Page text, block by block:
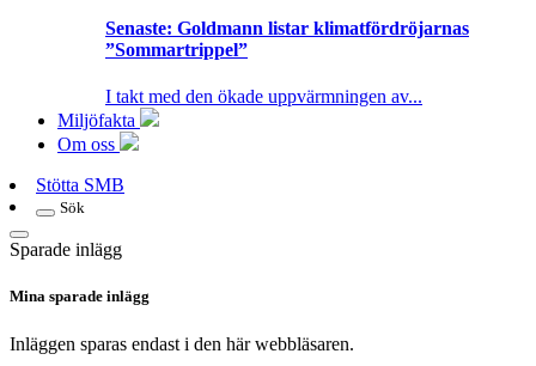
Senaste: Goldmann listar klimatfördröjarnas
”Sommartrippel”
I takt med den ökade uppvärmningen av...
Miljöfakta
Om oss
Stötta SMB
Sök
Sparade inlägg
Mina sparade inlägg
Inläggen sparas endast i den här webbläsaren.